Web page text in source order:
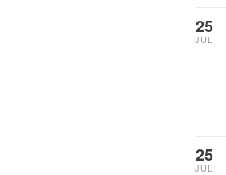
25
JUL
25
JUL